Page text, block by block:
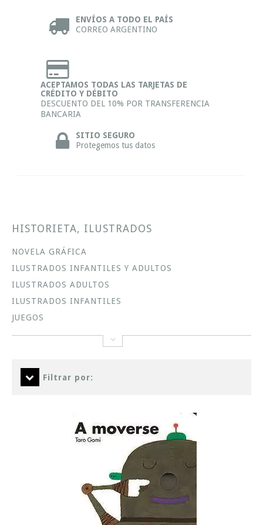
ENVÍOS A TODO EL PAÍS
CORREO ARGENTINO
ACEPTAMOS TODAS LAS TARJETAS DE
CRÉDITO Y DÉBITO
DESCUENTO DEL 10% POR TRANSFERENCIA
BANCARIA
SITIO SEGURO
Protegemos tus datos
HISTORIETA, ILUSTRADOS
NOVELA GRÁFICA
ILUSTRADOS INFANTILES Y ADULTOS
ILUSTRADOS ADULTOS
ILUSTRADOS INFANTILES
JUEGOS
Filtrar por: